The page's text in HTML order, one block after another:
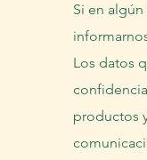
Si en
Los datos
productos